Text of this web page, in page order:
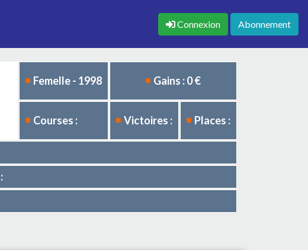
Connexion Abonnement
Femelle - 1998 Gains : 0 €
Courses : Victoires : Places :